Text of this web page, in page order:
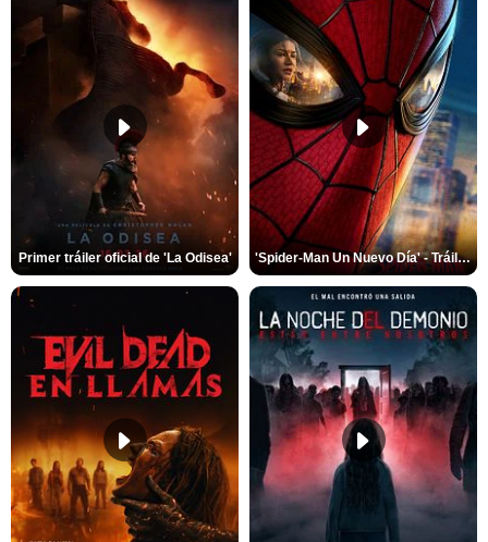
Primer tráiler oficial de 'La Odisea' 'Spider-Man Un Nuevo Día' - Tráiler oficial subtitulado